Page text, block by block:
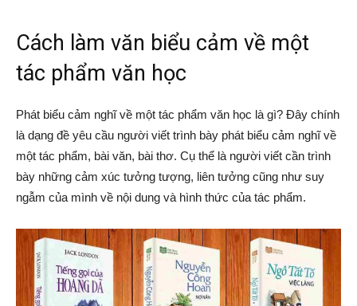
Cách làm văn biểu cảm về một
tác phẩm văn học
Phát biểu cảm nghĩ về một tác phẩm văn học là gì? Đây chính
là dạng đề yêu cầu người viết trình bày phát biểu cảm nghĩ về
một tác phẩm, bài văn, bài thơ. Cụ thể là người viết cần trình
bày những cảm xúc tưởng tượng, liên tưởng cũng như suy
ngẫm của mình về nội dung và hình thức của tác phẩm.